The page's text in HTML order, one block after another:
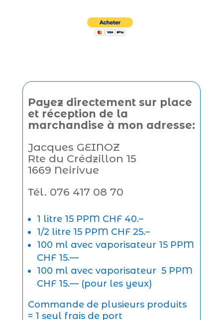
Payez directement sur place
et réception de la
marchandise à mon adresse:
Jacques GEINOZ
Rte du Crédzillon 15
1669 Neirivue
Tél. 076 417 08 70
1 litre 15 PPM CHF 40.–
1/2 litre 15 PPM CHF 25.–
100 ml avec vaporisateur 15 PPM
CHF 15.—
100 ml avec vaporisateur 5 PPM
CHF 15.— (pour les yeux)
Commande de plusieurs produits
= 1 seul frais de port